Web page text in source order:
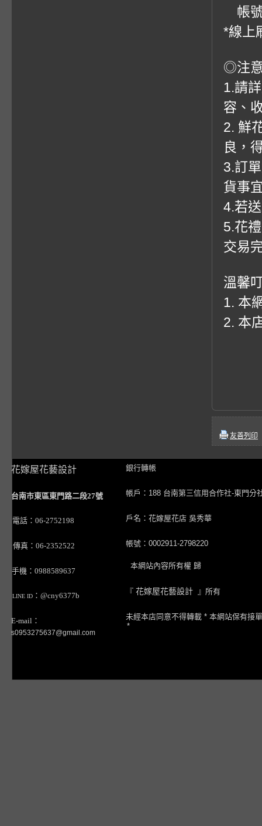
帳
*線上
◎注
1.請
容、
2. 鮮
良，
3.訂
貨事
4.若
5.花
交易
溫馨
1. 本
2. 本
友善列印
花嫁屋花藝設計
台南市東區東門路二段27號
電話：06-2752198
傳真：06-2352522
手機：0988589637
LINE ID ：@cny6377b
E-mail：
s0953275637@gmail.com
銀行轉帳
帳戶：188 台南第三信用合作社-東門分
戶名：花嫁屋花店 吳秀華
帳號：0002911-2798220
本網站內容所有權 歸
『 花嫁屋花藝設計 』所有
未經本店同意不得轉載 * 本網站保有接
*